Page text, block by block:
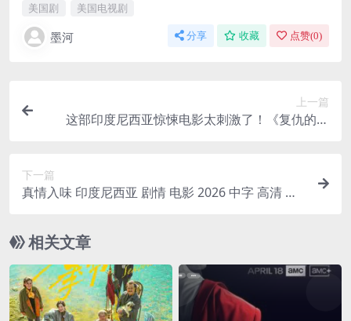
美国剧
美国电视剧
墨河 分享 收藏 点赞(0)
上一篇
这部印度尼西亚惊悚电影太刺激了！《复仇的暗
下一篇
真情入味 印度尼西亚 剧情 电影 2026 中字 高清 下
相关文章